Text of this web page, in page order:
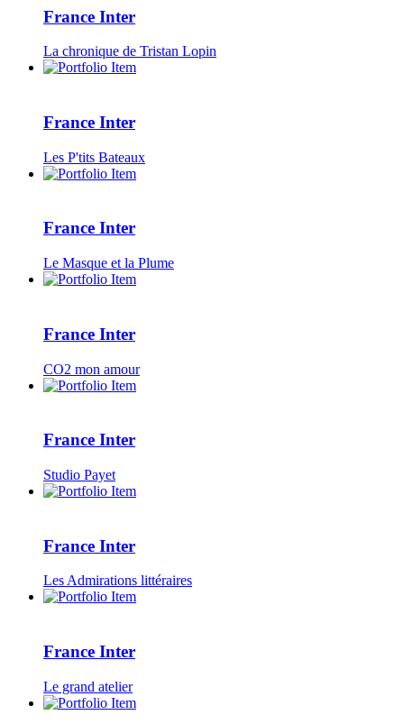
France Inter
La chronique de Tristan Lopin
France Inter
Les P'tits Bateaux
France Inter
Le Masque et la Plume
France Inter
CO2 mon amour
France Inter
Studio Payet
France Inter
Les Admirations littéraires
France Inter
Le grand atelier